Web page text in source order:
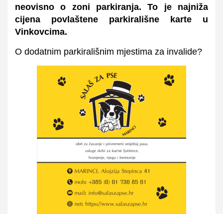
neovisno o zoni parkiranja. To je najniža
cijena povlaštene parkirališne karte u
Vinkovcima.
O dodatnim parkirališnim mjestima za invalide?